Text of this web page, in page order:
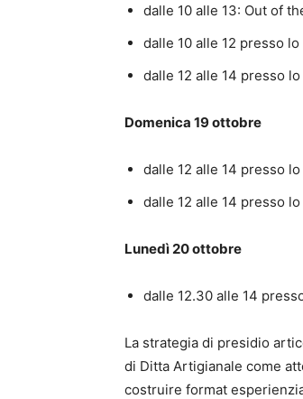
dalle 10 alle 13: Out of
dalle 10 alle 12 presso
dalle 12 alle 14 presso
Domenica 19 ottobre
dalle 12 alle 14 presso
dalle 12 alle 14 presso
Lunedì 20 ottobre
dalle 12.30 alle 14
La strategia di presidio
di Ditta Artigianale come
costruire format